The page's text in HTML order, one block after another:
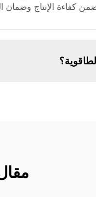
كفاءة الإنتاج وضمان